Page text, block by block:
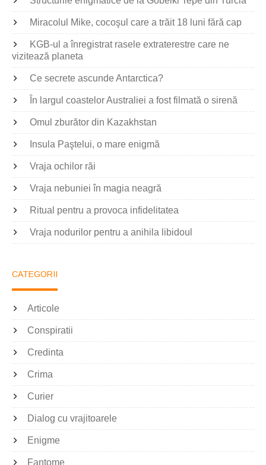
Miracolul Mike, cocoşul care a trăit 18 luni fără cap
KGB-ul a înregistrat rasele extraterestre care ne
vizitează planeta
Ce secrete ascunde Antarctica?
În largul coastelor Australiei a fost filmată o sirenă
Omul zburător din Kazakhstan
Insula Paştelui, o mare enigmă
Vraja ochilor răi
Vraja nebuniei în magia neagră
Ritual pentru a provoca infidelitatea
Vraja nodurilor pentru a anihila libidoul
CATEGORII
Articole
Conspiratii
Credinta
Crima
Curier
Dialog cu vrajitoarele
Enigme
Fantome